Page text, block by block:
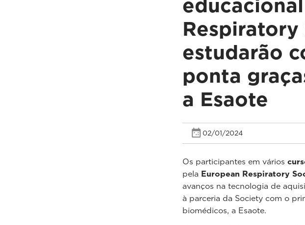
Respiratory
estudarão
ponta
a Esaote
02/01/2024
Os participantes em vários
pela European Respiratory
avanços na tecnologia de
à parceria da Society com o
biomédicos, a Esaote.